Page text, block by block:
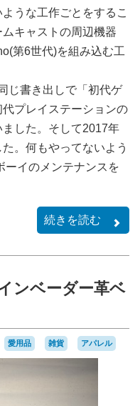
うな工作ごとをするこ
キャストの周辺機器
第6世代)を組み込む工
じ書き出しで「初代ゲ
プレイステーションの
した。そして2017年
。何もやってないよう
ーイのメンテナンスを
続きを読む
ンベーダー革ベ
愛用品 雑貨 アパレル